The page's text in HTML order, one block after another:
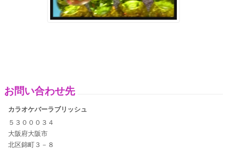
お問い合わせ先
カラオケバーラブリッシュ
５３０００３４
大阪府大阪市
北区錦町３－８